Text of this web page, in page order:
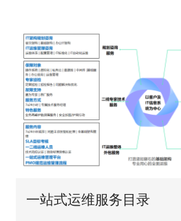
一站式运维服务目录